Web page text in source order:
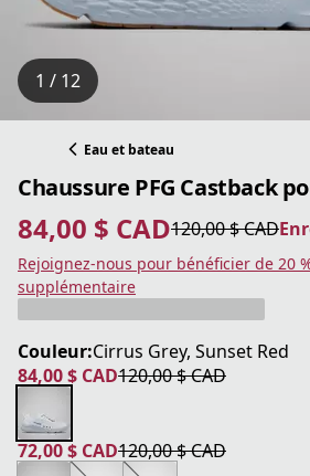
1 / 12
Eau et bateau
Chaussure PFG Castback
84,00 $ CAD
prix actuel 84,00 $ CAD120,00 $ CAD
prix original 120,00 $ CAD
Enregistrer 30 %
Rejoignez-nous pour bénéficier de 20
supplémentaire
Couleur:Cirrus Grey, Sunset Red
84,00 $ CAD
prix actuel 84,00 $ CAD
120,00 $ CAD
prix original 120,00 $ CAD
72,00 $ CAD
prix actuel 72,00 $ CAD
120,00 $ CAD
prix original 120,00 $ CAD